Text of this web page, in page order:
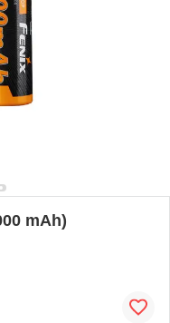
mAh)